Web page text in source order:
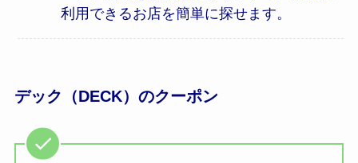
利用できるお店を簡単に探せます。
デック（DECK）のクーポン